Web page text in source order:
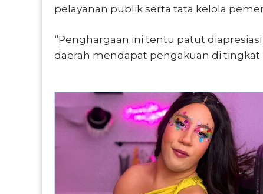
pelayanan publik serta tata kelola
“Penghargaan ini tentu patut
daerah mendapat pengakuan di tingkat